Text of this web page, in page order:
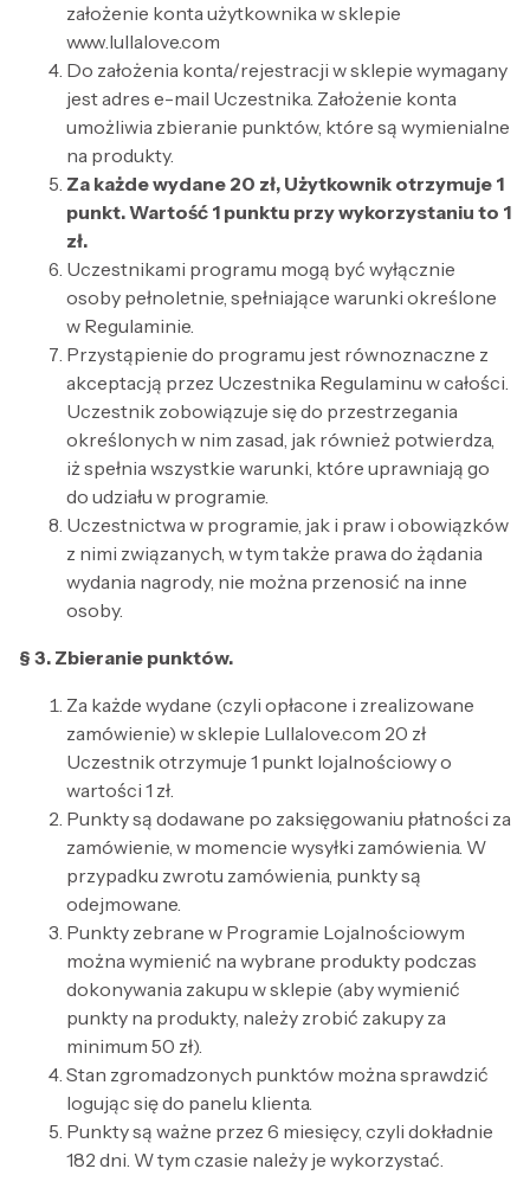
założenie konta użytkownika w sklepie
www.lullalove.com
Do założenia konta/rejestracji w sklepie wymagany
jest adres e-mail Uczestnika. Założenie konta
umożliwia zbieranie punktów, które są wymienialne
na produkty.
Za każde wydane 20 zł, Użytkownik otrzymuje 1
punkt. Wartość 1 punktu przy wykorzystaniu to 1
zł.
Uczestnikami programu mogą być wyłącznie
osoby pełnoletnie, spełniające warunki określone
w Regulaminie.
Przystąpienie do programu jest równoznaczne z
akceptacją przez Uczestnika Regulaminu w całości.
Uczestnik zobowiązuje się do przestrzegania
określonych w nim zasad, jak również potwierdza,
iż spełnia wszystkie warunki, które uprawniają go
do udziału w programie.
Uczestnictwa w programie, jak i praw i obowiązków
z nimi związanych, w tym także prawa do żądania
wydania nagrody, nie można przenosić na inne
osoby.
§ 3. Zbieranie punktów.
Za każde wydane (czyli opłacone i zrealizowane
zamówienie) w sklepie Lullalove.com 20 zł
Uczestnik otrzymuje 1 punkt lojalnościowy o
wartości 1 zł.
Punkty są dodawane po zaksięgowaniu płatności za
zamówienie, w momencie wysyłki zamówienia. W
przypadku zwrotu zamówienia, punkty są
odejmowane.
Punkty zebrane w Programie Lojalnościowym
można wymienić na wybrane produkty podczas
dokonywania zakupu w sklepie (aby wymienić
punkty na produkty, należy zrobić zakupy za
minimum 50 zł).
Stan zgromadzonych punktów można sprawdzić
logując się do panelu klienta.
Punkty są ważne przez 6 miesięcy, czyli dokładnie
182 dni. W tym czasie należy je wykorzystać.